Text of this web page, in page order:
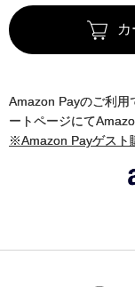
Amazon Payのご利用
ートページにて
※Amazon Payゲスト